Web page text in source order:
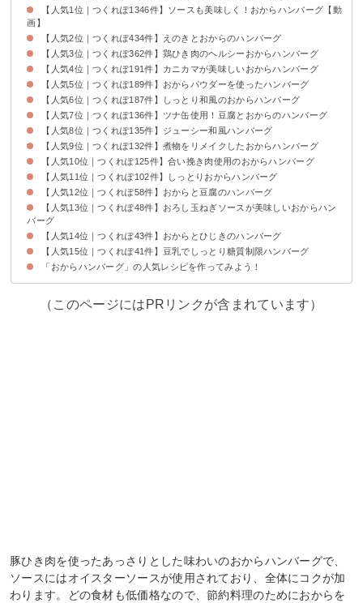
【人気1位｜つくれぽ1346件】ソースも美味しく！おからハンバーグ【動
画】
【人気2位｜つくれぽ434件】えのきとおからのハンバーグ
【人気3位｜つくれぽ362件】鶏ひき肉のヘルシーおからハンバーグ
【人気4位｜つくれぽ191件】カニカマが美味しいおからハンバーグ
【人気5位｜つくれぽ189件】おからパウダーを使ったハンバーグ
【人気6位｜つくれぽ187件】しっとり和風のおからハンバーグ
【人気7位｜つくれぽ136件】ツナ缶使用！豆腐とおからのハンバーグ
【人気8位｜つくれぽ135件】ジューシー和風ハンバーグ
【人気9位｜つくれぽ132件】煮物をリメイクしたおからハンバーグ
【人気10位｜つくれぽ125件】合い挽き肉使用のおからハンバーグ
【人気11位｜つくれぽ102件】しっとりおからハンバーグ
【人気12位｜つくれぽ58件】おからと豆腐のハンバーグ
【人気13位｜つくれぽ48件】おろし玉ねぎソースが美味しいおからハン
バーグ
【人気14位｜つくれぽ43件】おからとひじきのハンバーグ
【人気15位｜つくれぽ41件】豆乳でしっとり糖質制限ハンバーグ
「おからハンバーグ」の人気レシピを作ってみよう！
（このページにはPRリンクが含まれています）
豚ひき肉を使ったあっさりとした味わいのおからハンバーグで、
ソースにはオイスターソースが使用されており、全体にコクが加
わります。どの食材も低価格なので、節約料理のためにおからを